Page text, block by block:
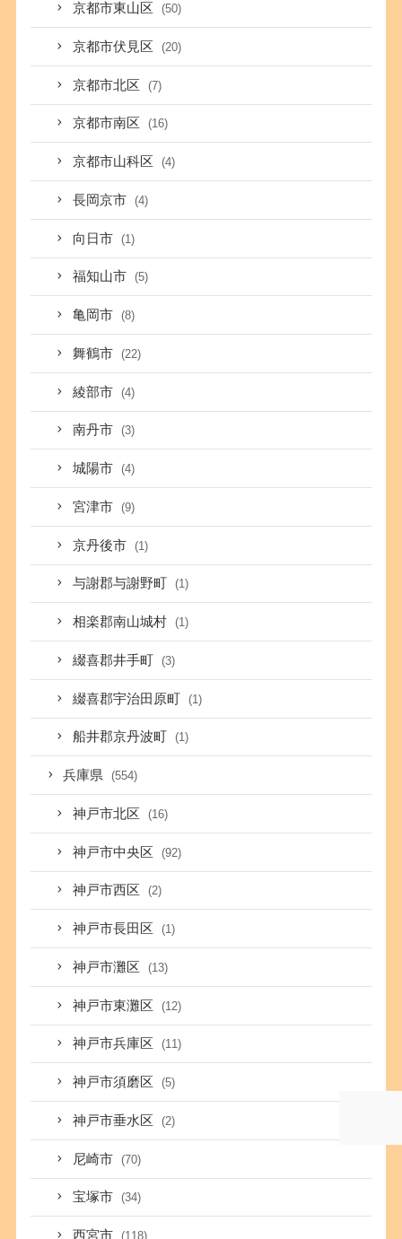
京都市東山区 (50)
京都市伏見区 (20)
京都市北区 (7)
京都市南区 (16)
京都市山科区 (4)
長岡京市 (4)
向日市 (1)
福知山市 (5)
亀岡市 (8)
舞鶴市 (22)
綾部市 (4)
南丹市 (3)
城陽市 (4)
宮津市 (9)
京丹後市 (1)
与謝郡与謝野町 (1)
相楽郡南山城村 (1)
綴喜郡井手町 (3)
綴喜郡宇治田原町 (1)
船井郡京丹波町 (1)
兵庫県 (554)
神戸市北区 (16)
神戸市中央区 (92)
神戸市西区 (2)
神戸市長田区 (1)
神戸市灘区 (13)
神戸市東灘区 (12)
神戸市兵庫区 (11)
神戸市須磨区 (5)
神戸市垂水区 (2)
尼崎市 (70)
宝塚市 (34)
西宮市 (118)